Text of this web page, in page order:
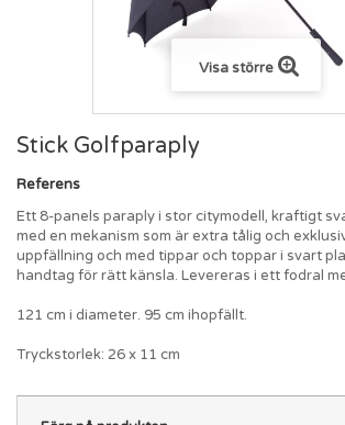
Visa större
Stick Golfparaply
Referens
Ett 8-panels paraply i stor citymodell, kraftigt
med en mekanism som är extra tålig och
uppfällning och med tippar och toppar i svart
handtag för rätt känsla. Levereras i ett fodral
121 cm i diameter. 95 cm ihopfällt.
Tryckstorlek: 26 x 11 cm